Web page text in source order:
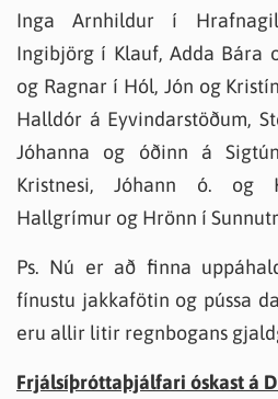
Inga Arnhildur í
Ingibjörg í Klauf, Adda Bára
og Ragnar í Hól, Jón og
Halldór á Eyvindarstöðum,
Jóhanna og óðinn á
Kristnesi, Jóhann ó. og
Hallgrímur og Hrönn í
Ps. Nú er að finna
fínustu jakkafötin og pússa
eru allir litir regnbogans
Frjálsíþróttaþjálfari óskast á